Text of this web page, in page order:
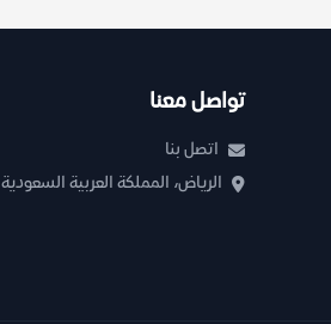
تواصل معنا
اتصل بنا
الرياض، المملكة العربية السعودية